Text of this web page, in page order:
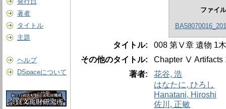
著者
タイトル
主題
ヘルプ
DSpaceについて
ファイル
タイトル:
008 第Ⅴ章 遺物 1
その他のタイトル:
Chapter Ⅴ Artifacts
著者:
花谷, 浩
はなたに, ひろし
Hanatani, Hiroshi
佐川, 正敏